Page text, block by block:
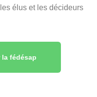
élus et les décideurs
fédésap